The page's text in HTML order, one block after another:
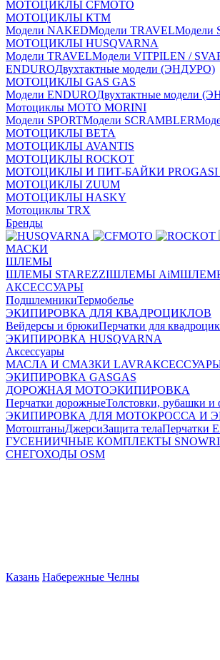
МОТОЦИКЛЫ CFMOTO
МОТОЦИКЛЫ КТМ
Модели NAKEDМодели TRAVELМодели
МОТОЦИКЛЫ HUSQVARNA
Модели TRAVELМодели VITPILEN /
ENDUROДвухтактные модели (ЭНДУРО)
МОТОЦИКЛЫ GAS GAS
Модели ENDUROДвухтактные модели
Мотоциклы MOTO MORINI
Модели SPORTМодели SCRAMBLER
МОТОЦИКЛЫ BETA
МОТОЦИКЛЫ AVANTIS
МОТОЦИКЛЫ ROCKOT
МОТОЦИКЛЫ И ПИТ-БАЙКИ PROGASI
МОТОЦИКЛЫ ZUUM
МОТОЦИКЛЫ HASKY
Мотоциклы TRX
Бренды
МАСКИ
ШЛЕМЫ
ШЛЕМЫ STAREZZIШЛЕМЫ AiMШЛЕМЫ
АКСЕССУАРЫ
ПодшлемникиТермобелье
ЭКИПИРОВКА ДЛЯ КВАДРОЦИКЛОВ
Вейдерсы и брюкиПерчатки для
ЭКИПИРОВКА HUSQVARNA
Аксессуары
МАСЛА И СМАЗКИ LAVR
ЭКИПИРОВКА GASGAS
ДОРОЖНАЯ МОТОЭКИПИРОВКА
Перчатки дорожныеТолстовки, рубашки и
ЭКИПИРОВКА ДЛЯ МОТОКРОССА И
МотоштаныДжерсиЗащита телаПерчатки
ГУСЕНИИЧНЫЕ КОМПЛЕКТЫ
СНЕГОХОДЫ OSM
Казань Набережные Челны